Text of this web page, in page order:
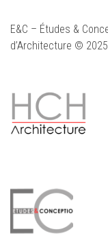
E&C – Études &
d’Architecture ©